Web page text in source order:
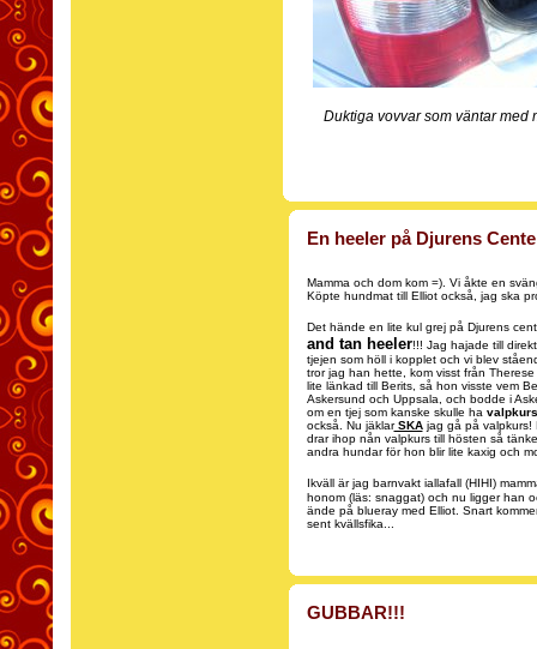
Duktiga vovvar som väntar med
En heeler på Djurens
Mamma och dom kom =). Vi åkte en
Köpte hundmat till Elliot också, jag ska
Det hände en lite kul grej på Djurens
and tan heeler!!! Jag hajade till
tjejen som höll i kopplet och vi blev
tror jag han hette, kom visst från
lite länkad till Berits, så hon visste vem
Askersund och Uppsala, och bodde i
om en tjej som kanske skulle ha valpkurs
också. Nu jäklarSKAjag gå på valpkurs!
drar ihop nån valpkurs till hösten så
andra hundar för hon blir lite kaxig och
Ikväll är jag barnvakt iallafall (HIHI)
honom (läs: snaggat) och nu ligger han
ände på blueray med Elliot. Snart
sent kvällsfika...
GUBBAR!!!